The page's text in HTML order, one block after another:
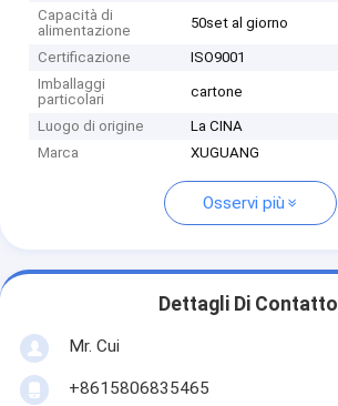
Capacità di
alimentazione
50set al giorno
Certificazione
ISO9001
Imballaggi
particolari
cartone
Luogo di origine
La CINA
Marca
XUGUANG
Osservi più
Dettagli Di Contatto
Mr. Cui
+8615806835465